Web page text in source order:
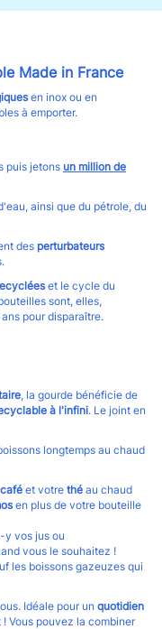
Made in France
en inox ou en
à emporter.
puis jetons un million de
ainsi que du pétrole, du
des perturbateurs
et le cycle du
sont, elles,
pour disparaître.
, la gourde bénéficie de
à l'infini. Le joint en
longtemps au chaud
café et votre thé au chaud
en plus de votre bouteille
y vos jus ou
vous le souhaitez !
les boissons gazeuzes qui
Idéale pour un quotidien
Vous pouvez la combiner